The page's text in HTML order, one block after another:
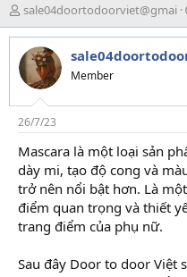
T
h
r
e
a
d
s
t
a
r
t
e
r
sale04doortodoorviet@gmai
Member
26/7/23
Mascara là một loại sản
dày mi, tạo độ cong và
trở nên nổi bật hơn. Là
điểm quan trọng và thiết
trang điểm của phụ nữ.
Sau đây Door to door Việt